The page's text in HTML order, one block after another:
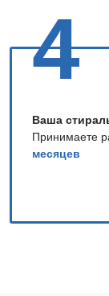
4
Ваша
Принимаете
месяцев